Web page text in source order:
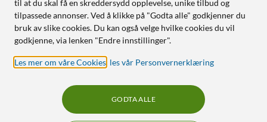
til at du skal få en skreddersydd opplevelse, unike tilbud og
tilpassede annonser. Ved å klikke på "Godta alle" godkjenner du
bruk av slike cookies. Du kan også velge hvilke cookies du vil
godkjenne, via lenken "Endre innstillinger".
Les mer om våre Cookies les vår Personvernerklæring
GODTA ALLE